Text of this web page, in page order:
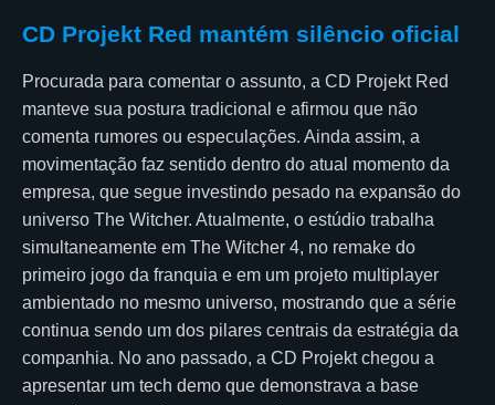
CD Projekt Red mantém silêncio oficial
Procurada para comentar o assunto, a CD Projekt Red
manteve sua postura tradicional e afirmou que não
comenta rumores ou especulações. Ainda assim, a
movimentação faz sentido dentro do atual momento da
empresa, que segue investindo pesado na expansão do
universo The Witcher. Atualmente, o estúdio trabalha
simultaneamente em The Witcher 4, no remake do
primeiro jogo da franquia e em um projeto multiplayer
ambientado no mesmo universo, mostrando que a série
continua sendo um dos pilares centrais da estratégia da
companhia. No ano passado, a CD Projekt chegou a
apresentar um tech demo que demonstrava a base